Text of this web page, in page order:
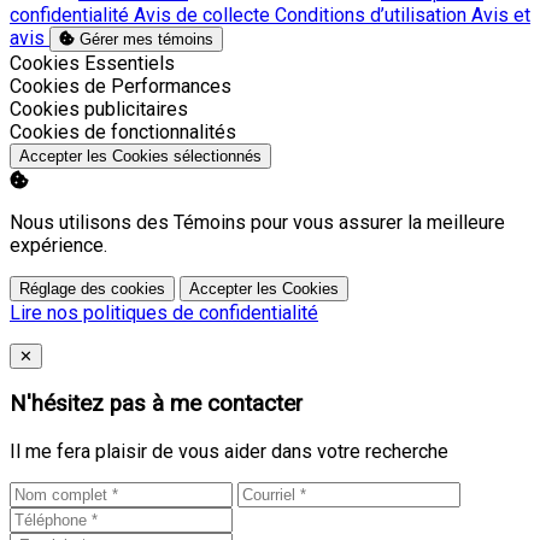
confidentialité Avis de collecte Conditions d’utilisation Avis et
avis
Gérer mes témoins
Activer
Cookies Essentiels
Activer
Cookies de Performances
Activer
Cookies publicitaires
Activer
Cookies de fonctionnalités
Accepter les Cookies sélectionnés
Nous utilisons des Témoins pour vous assurer la meilleure
expérience.
Réglage des cookies Accepter les Cookies
Lire nos politiques de confidentialité
Close
✕
N'hésitez pas à me contacter
Il me fera plaisir de vous aider dans votre recherche